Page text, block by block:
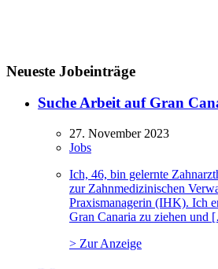
Neueste Jobeinträge
Suche Arbeit auf Gran
27. November 2023
Jobs
Ich, 46, bin gelernte
zur Zahnmedizinischen
Praxismanagerin (IHK). Ich
Gran Canaria zu ziehen
> Zur Anzeige